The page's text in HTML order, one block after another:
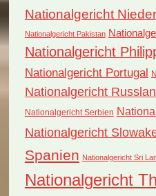
Nationalgericht
Nationalgericht Pakistan
Nationalgericht
Nationalgericht Portugal
Nationalgericht
Nationalgericht Serbien
Nationalgericht
Spanien Nationalgericht Sri
Nationalgericht